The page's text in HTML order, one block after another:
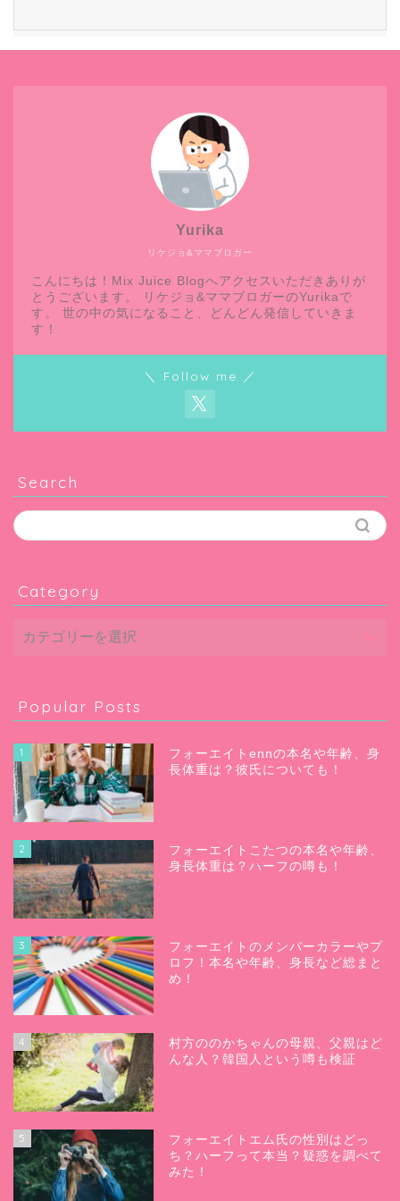
リケジョ&ママブロガー
Yurika
こんにちは！Mix Juice Blogへアクセスいただきありが
とうございます。 リケジョ&ママブロガーのYurikaで
す。 世の中の気になること、どんどん発信していきま
す！
＼ Follow me ／
Search
Category
Popular Posts
1
フォーエイトennの本名や年齢、身
長体重は？彼氏についても！
2
フォーエイトこたつの本名や年齢、
身長体重は？ハーフの噂も！
3
フォーエイトのメンバーカラーやプ
ロフ！本名や年齢、身長など総まと
め！
4
村方ののかちゃんの母親、父親はど
んな人？韓国人という噂も検証
5
フォーエイトエム氏の性別はどっ
ち？ハーフって本当？疑惑を調べて
みた！